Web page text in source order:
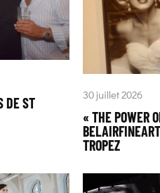
DE ST
30 juillet 2026
« THE POWER
TROPEZ